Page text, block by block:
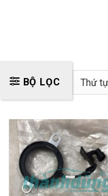
BỘ LỌC